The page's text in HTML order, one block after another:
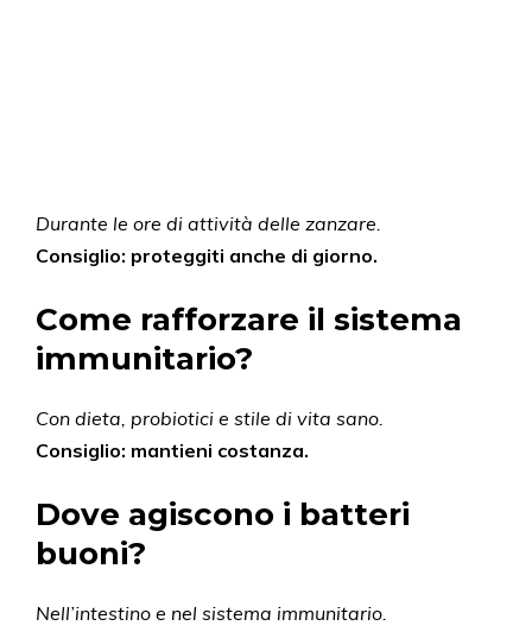
Durante le ore di attività delle zanzare.
Consiglio: proteggiti anche di giorno.
Come rafforzare il sistema
immunitario?
Con dieta, probiotici e stile di vita sano.
Consiglio: mantieni costanza.
Dove agiscono i batteri
buoni?
Nell’intestino e nel sistema immunitario.